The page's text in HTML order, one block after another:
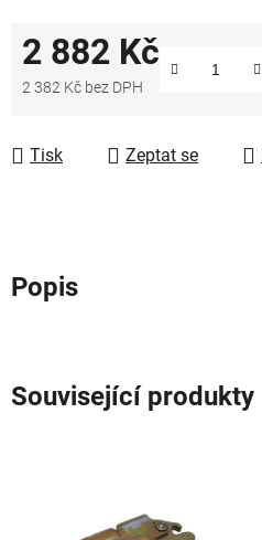
2 882 Kč
2 382 Kč bez DPH
Tisk Zeptat se
Popis
Související produkty